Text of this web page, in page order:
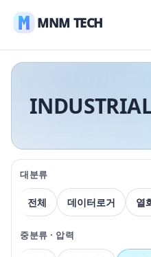
MNM TECH
대분류
전체 데이터로거 열
중분류 · 압력